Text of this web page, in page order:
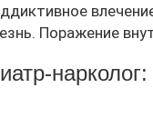
Поражение
нарколог: